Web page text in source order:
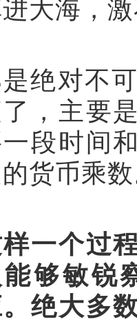
大海，
绝对不
，主要
段时间
货币乘
一个过
能够敏锐
绝大多